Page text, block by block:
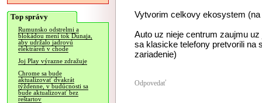
Top správy
Rumunsko odstrelmi a
blokádou mení tok Dunaja,
aby udržalo jadrovú
elektráreň v chode
Joj Play výrazne zdražuje
Chrome sa bude
aktualizovať dvakrát
týždenne, v budúcnosti sa
bude aktualizovať bez
reštartov
Vytvorim celkovy ekosystem (na
Auto uz nieje centrum zaujmu
sa klasicke telefony pretvorili na
zariadenie)
Odpovedať